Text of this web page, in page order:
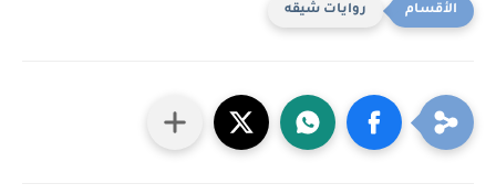
روايات شيقه